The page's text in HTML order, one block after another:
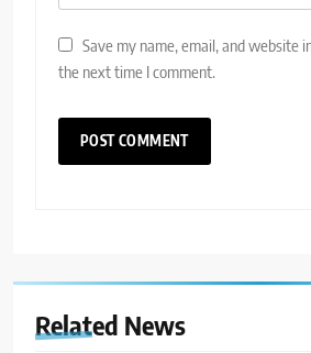
Save my name, email, and website
the next time I comment.
Related News